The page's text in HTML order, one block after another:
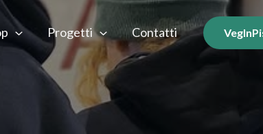
Progetti Contatti